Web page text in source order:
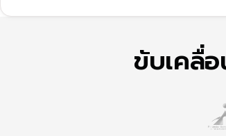
ขับเคลื่